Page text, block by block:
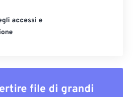
accessi e
file di grandi